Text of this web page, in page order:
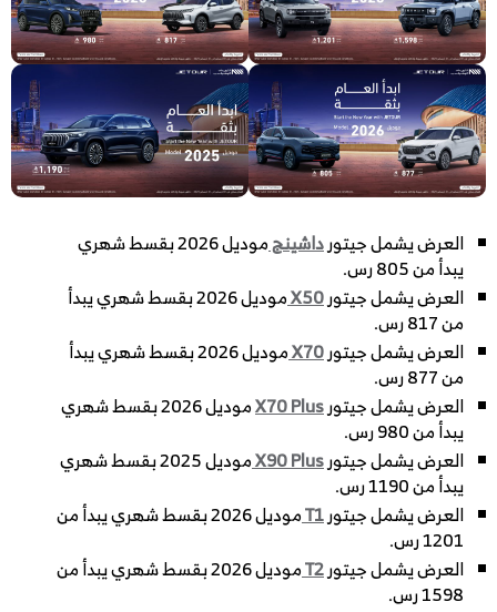
العرض يشمل جيتورداشينج
موديل 2026 بقسط شهري
يبدأ من 805 رس.
العرض يشمل جيتورX50
موديل 2026 بقسط شهري يبدأ
من 817 رس.
العرض يشمل جيتورX70
موديل 2026 بقسط شهري يبدأ
من 877 رس.
العرض يشمل جيتورX70 Plus
موديل 2026 بقسط شهري
يبدأ من 980 رس.
العرض يشمل جيتورX90 Plus
موديل 2025 بقسط شهري
يبدأ من 1190 رس.
العرض يشمل جيتورT1
موديل 2026 بقسط شهري يبدأ من
1201 رس.
العرض يشمل جيتورT2
موديل 2026 بقسط شهري يبدأ من
1598 رس.